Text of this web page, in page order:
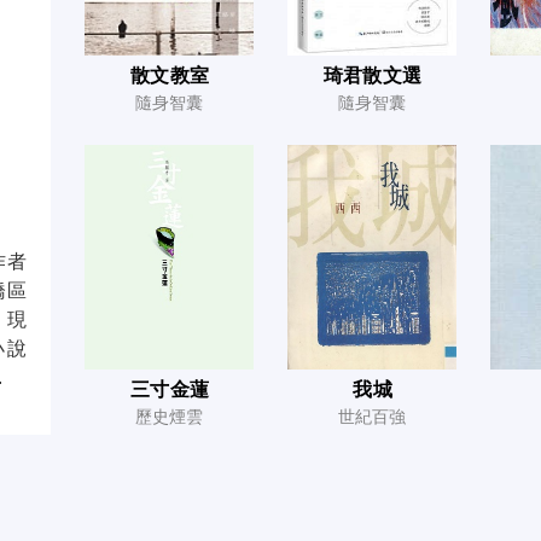
者
區
現
說
散文教室
隨身智囊
琦君散文選
隨身智囊
三寸金蓮
歷史煙雲
我城
世紀百強